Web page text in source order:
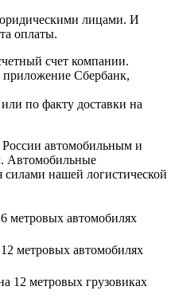
лицами. И
оплаты.
счет компании.
приложение Сбербанк,
по факту доставки на
автомобильным и
Автомобильные
силами нашей логистической
метровых автомобилях
метровых автомобилях
12 метровых грузовиках